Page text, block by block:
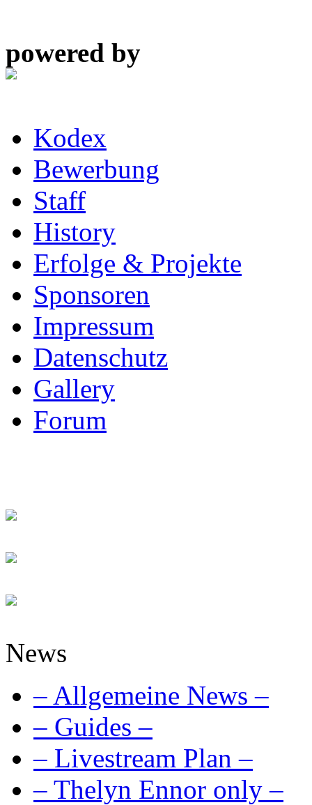
powered by
Kodex
Bewerbung
Staff
History
Erfolge & Projekte
Sponsoren
Impressum
Datenschutz
Gallery
Forum
News
– Allgemeine News –
– Guides –
– Livestream Plan –
– Thelyn Ennor only –